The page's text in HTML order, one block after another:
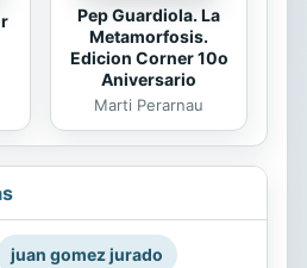
Pep Guardiola. La
Metamorfosis.
Edicion Corner 10o
Aniversario
Marti Perarnau
juan gomez jurado